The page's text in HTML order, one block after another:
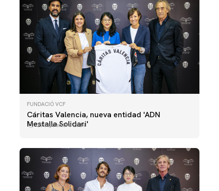
FUNDACIÓ VCF
Cáritas Valencia, nueva entidad 'ADN
Mestalla Solidari'
23 septiembre 2024